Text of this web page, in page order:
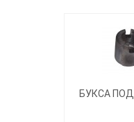
БУКСА